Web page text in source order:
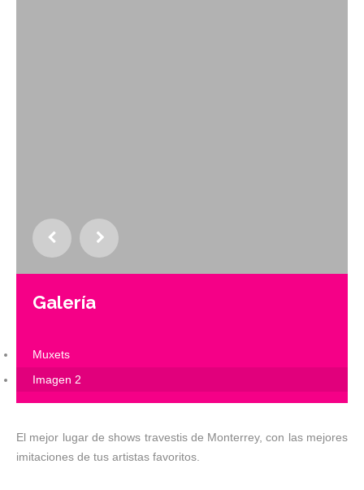
Galería
Muxets
Imagen 2
El mejor lugar de shows travestis de Monterrey, con las mejores
imitaciones de tus artistas favoritos.